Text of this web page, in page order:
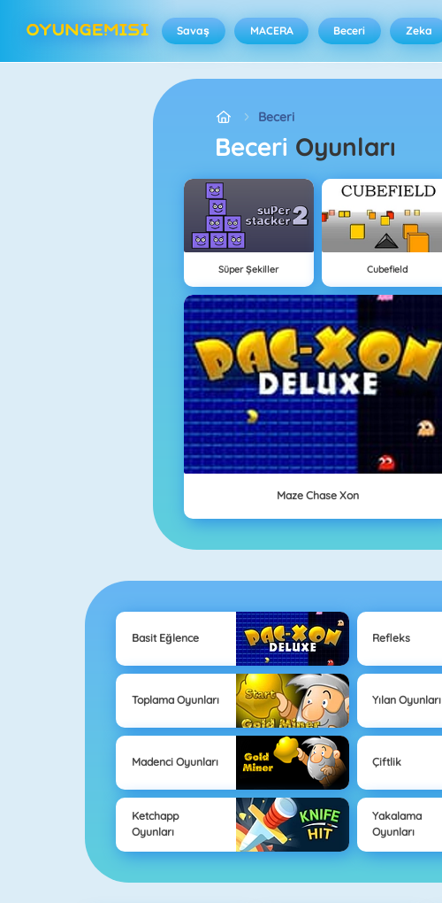
Savaş MACERA Beceri Zeka
Beceri
Beceri Oyunları
Süper Şekiller Cubefield
Maze Chase Xon
Basit Eğlence Refleks
Toplama Oyunları Yılan Oyunları
Madenci Oyunları Çiftlik
Ketchapp
Oyunları
Yakalama
Oyunları